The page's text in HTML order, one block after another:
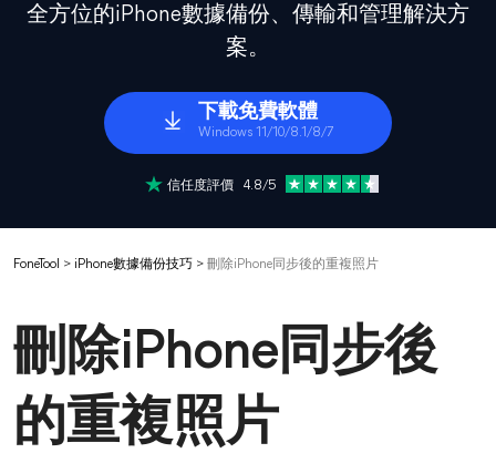
全方位的iPhone數據備份、傳輸和管理解決方
案。
下載免費軟體
Windows 11/10/8.1/8/7
信任度評價 4.8/5
FoneTool > iPhone數據備份技巧 > 刪除iPhone同步後的重複照片
刪除iPhone同步後
的重複照片